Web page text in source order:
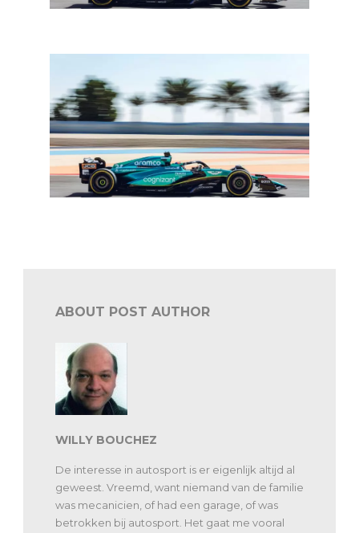
ABOUT POST AUTHOR
WILLY BOUCHEZ
De interesse in autosport is er eigenlijk altijd al
geweest. Vreemd, want niemand van de familie
was mecanicien, of had een garage, of was
betrokken bij autosport. Het gaat me vooral